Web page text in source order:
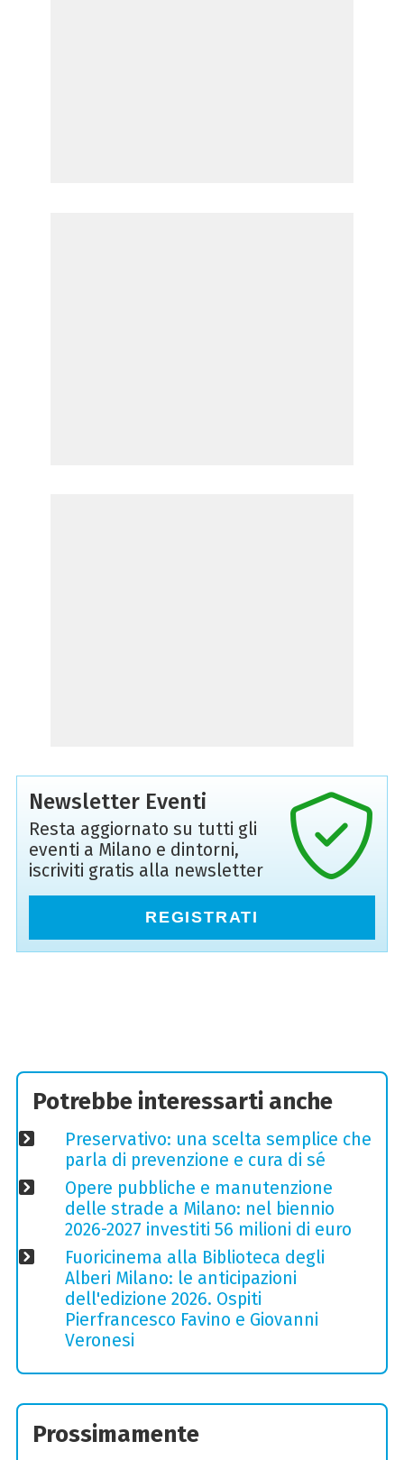
Newsletter Eventi
Resta aggiornato su tutti gli
eventi a Milano e dintorni,
iscriviti gratis alla newsletter
REGISTRATI
Potrebbe interessarti anche
Preservativo: una scelta semplice che
parla di prevenzione e cura di sé
Opere pubbliche e manutenzione
delle strade a Milano: nel biennio
2026-2027 investiti 56 milioni di euro
Fuoricinema alla Biblioteca degli
Alberi Milano: le anticipazioni
dell'edizione 2026. Ospiti
Pierfrancesco Favino e Giovanni
Veronesi
Prossimamente